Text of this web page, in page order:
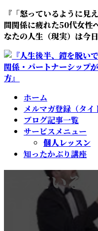
コ
ン
テ
ン
ツ
へ
ス
ナ
ビ
ゲ
ー
シ
ョ
ン
『「怒っているように
間関係に疲れた50代女性
なたの人生（現実）は今
ホーム
メルマガ登録（タイ
ブログ記事一覧
サービスメニュー
個人レッスン
知ったかぶり講座
モテている